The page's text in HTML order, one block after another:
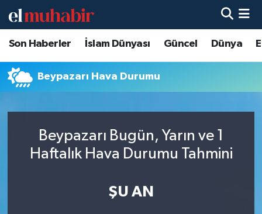
Son Haberler İslam Dünyası Güncel Dünya
Beypazarı Hava Durumu
Beypazarı Bugün, Yarın ve 1
Haftalık Hava Durumu Tahmini
ŞU AN
Hava Durumu
Trafik Durumu
Tüm Manşetler